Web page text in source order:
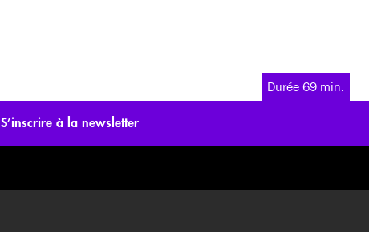
Durée 69 min.
S’inscrire à la newsletter